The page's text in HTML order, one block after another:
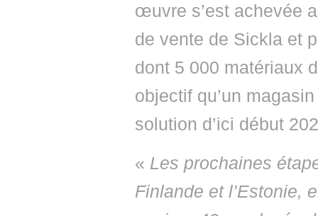
œuvre s’est achevée
de vente de Sickla et
dont 5 000 matériaux
objectif qu’un
solution d’ici début
« Les prochaines
Finlande et l’Estonie,